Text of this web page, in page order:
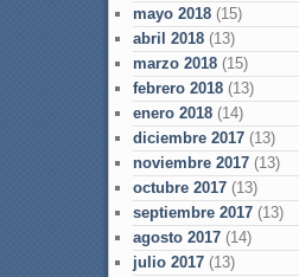
mayo 2018(15)
abril 2018(13)
marzo 2018(15)
febrero 2018(13)
enero 2018(14)
diciembre 2017(13)
noviembre 2017(13)
octubre 2017(13)
septiembre 2017(13)
agosto 2017(14)
julio 2017(13)